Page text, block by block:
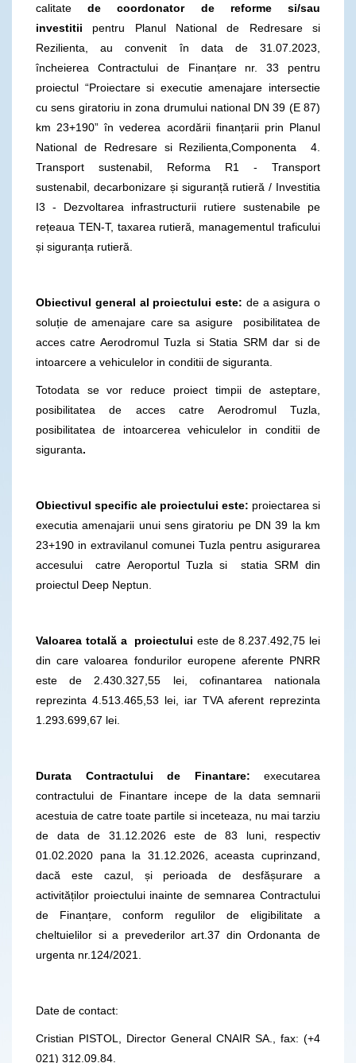
calitatede coordonator de reforme si/sau
investitii pentru Planul National de Redresare si
Rezilienta, au convenit în data de 31.07.2023,
încheierea Contractului de Finanțare nr. 33 pentru
proiectul “Proiectare si executie amenajare intersectie
cu sens giratoriu in zona drumului national DN 39 (E 87)
km 23+190” în vederea acordării finanțarii prin Planul
National de Redresare si Rezilienta,Componenta 4.
Transport sustenabil, Reforma R1 - Transport
sustenabil, decarbonizare și siguranță rutieră / Investitia
I3 - Dezvoltarea infrastructurii rutiere sustenabile pe
rețeaua TEN-T, taxarea rutieră, managementul traficului
și siguranța rutieră.
Obiectivul general al proiectului este: de a asigura o
soluție de amenajare care sa asigure posibilitatea de
acces catre Aerodromul Tuzla si Statia SRM dar si de
intoarcere a vehiculelor in conditii de siguranta.
Totodata se vor reduce proiect timpii de asteptare,
posibilitatea de acces catre Aerodromul Tuzla,
posibilitatea de intoarcerea vehiculelor in conditii de
siguranta.
Obiectivul specific ale proiectului este: proiectarea si
executia amenajarii unui sens giratoriu pe DN 39 la km
23+190 in extravilanul comunei Tuzla pentru asigurarea
accesului catre Aeroportul Tuzla si statia SRM din
proiectul Deep Neptun.
Valoarea totală a proiectului este de 8.237.492,75 lei
din care valoarea fondurilor europene aferente PNRR
este de 2.430.327,55 lei, cofinantarea nationala
reprezinta 4.513.465,53 lei, iar TVA aferent reprezinta
1.293.699,67 lei.
Durata Contractului de Finantare: executarea
contractului de Finantare incepe de la data semnarii
acestuia de catre toate partile si inceteaza, nu mai tarziu
de data de 31.12.2026 este de 83 luni, respectiv
01.02.2020 pana la 31.12.2026, aceasta cuprinzand,
dacă este cazul, și perioada de desfășurare a
activităților proiectului inainte de semnarea Contractului
de Finanțare, conform regulilor de eligibilitate a
cheltuielilor si a prevederilor art.37 din Ordonanta de
urgenta nr.124/2021.
Date de contact:
Cristian PISTOL, Director General CNAIR SA., fax: (+4
021) 312.09.84.